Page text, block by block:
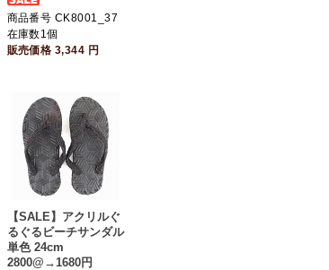
商品番号 CK8001_37
在庫数1個
販売価格 3,344 円
【SALE】アクリルぐ
るぐるビーチサンダル
単色 24cm
2800@→1680円